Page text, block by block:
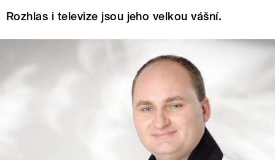
Rozhlas i televize jsou jeho velkou vášní.